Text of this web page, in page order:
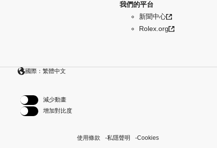
我們的平台
新聞中心
Rolex.org
國際：繁體中文
減少動畫
增加對比度
使用條款 私隱聲明 Cookies